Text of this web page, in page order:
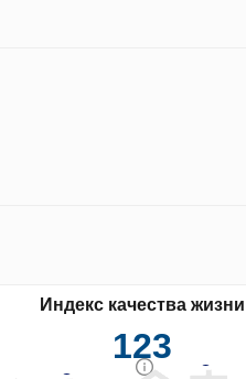
Индекс качества жизни
123